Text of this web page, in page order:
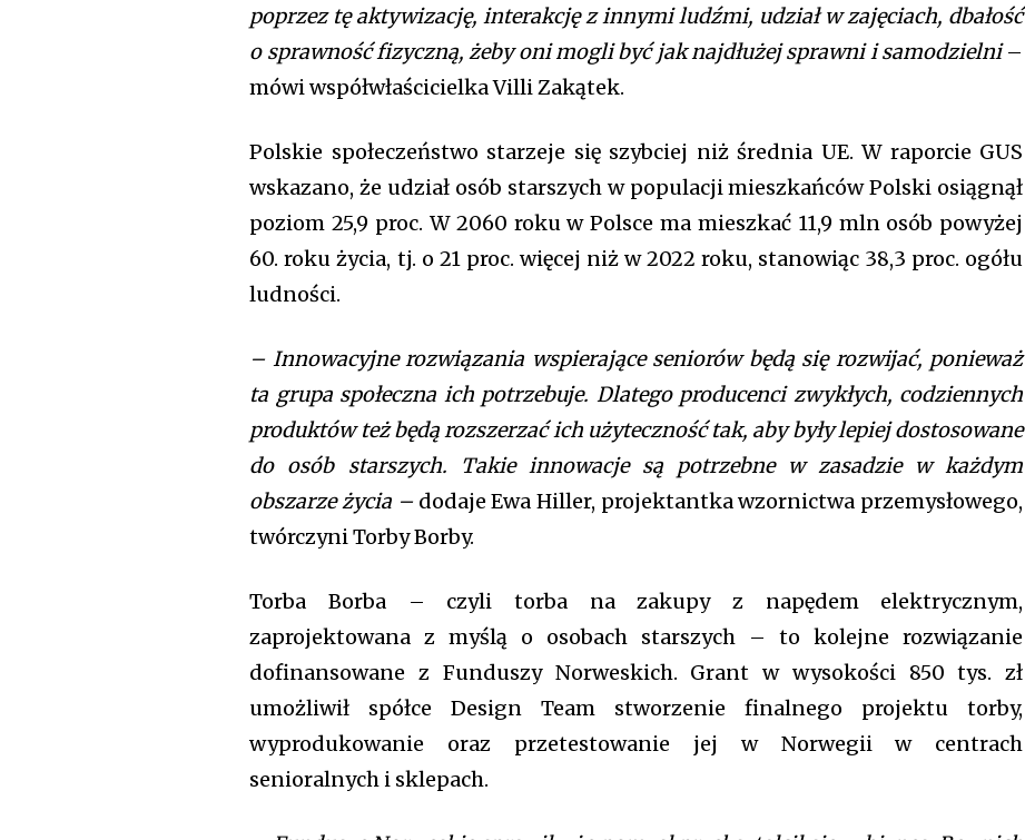
poprzez tę aktywizację, interakcję z innymi ludźmi, udział w zajęciach, dbałość
o sprawność fizyczną, żeby oni mogli być jak najdłużej sprawni i samodzielni–
mówi współwłaścicielka Villi Zakątek.
Polskie społeczeństwo starzeje się szybciej niż średnia UE. W raporcie GUS
wskazano, że udział osób starszych w populacji mieszkańców Polski osiągnął
poziom 25,9 proc. W 2060 roku w Polsce ma mieszkać 11,9 mln osób powyżej
60. roku życia, tj. o 21 proc. więcej niż w 2022 roku, stanowiąc 38,3 proc. ogółu
ludności.
– Innowacyjne rozwiązania wspierające seniorów będą się rozwijać, ponieważ
ta grupa społeczna ich potrzebuje. Dlatego producenci zwykłych, codziennych
produktów też będą rozszerzać ich użyteczność tak, aby były lepiej dostosowane
do osób starszych. Takie innowacje są potrzebne w zasadzie w każdym
obszarze życia –dodaje Ewa Hiller, projektantka wzornictwa przemysłowego,
twórczyni Torby Borby.
Torba Borba – czyli torba na zakupy z napędem elektrycznym,
zaprojektowana z myślą o osobach starszych – to kolejne rozwiązanie
dofinansowane z Funduszy Norweskich. Grant w wysokości 850 tys. zł
umożliwił spółce Design Team stworzenie finalnego projektu torby,
wyprodukowanie oraz przetestowanie jej w Norwegii w centrach
senioralnych i sklepach.